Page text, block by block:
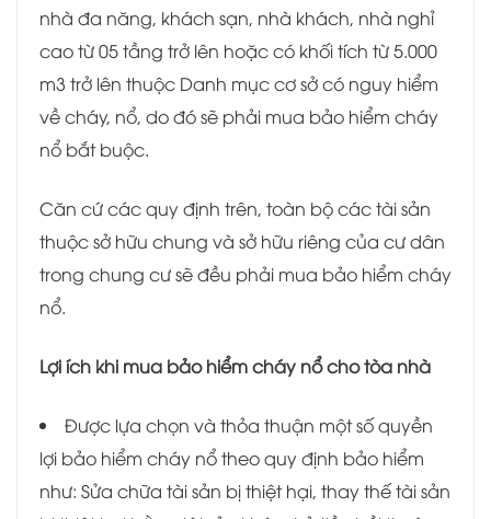
nhà đa năng, khách sạn, nhà khách, nhà nghỉ
cao từ 05 tầng trở lên hoặc có khối tích từ 5.000
m3 trở lên thuộc Danh mục cơ sở có nguy hiểm
về cháy, nổ, do đó sẽ phải mua bảo hiểm cháy
nổ bắt buộc.
Căn cứ các quy định trên, toàn bộ các tài sản
thuộc sở hữu chung và sở hữu riêng của cư dân
trong chung cư sẽ đều phải mua bảo hiểm cháy
nổ.
Lợi ích khi mua bảo hiểm cháy nổ cho tòa nhà
Được lựa chọn và thỏa thuận một số quyền
lợi bảo hiểm cháy nổ theo quy định bảo hiểm
như: Sửa chữa tài sản bị thiệt hại, thay thế tài sản